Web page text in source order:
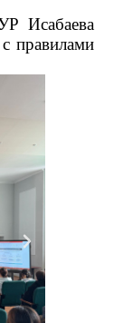
Исабаева
правилами